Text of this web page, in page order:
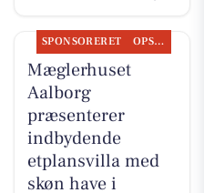
SPONSORERET OPSLAGSTAVLEN
Mæglerhuset
Aalborg
præsenterer
indbydende
etplansvilla med
skøn have i